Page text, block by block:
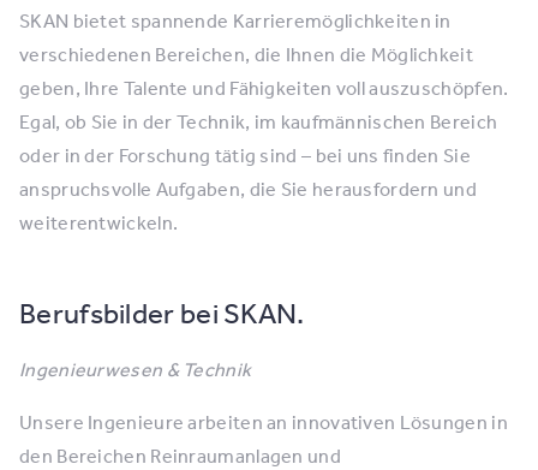
SKAN bietet spannende Karrieremöglichkeiten in
verschiedenen Bereichen, die Ihnen die Möglichkeit
geben, Ihre Talente und Fähigkeiten voll auszuschöpfen.
Egal, ob Sie in der Technik, im kaufmännischen Bereich
oder in der Forschung tätig sind – bei uns finden Sie
anspruchsvolle Aufgaben, die Sie herausfordern und
weiterentwickeln.
Berufsbilder bei SKAN.
Ingenieurwesen & Technik
Unsere Ingenieure arbeiten an innovativen Lösungen in
den Bereichen Reinraumanlagen und